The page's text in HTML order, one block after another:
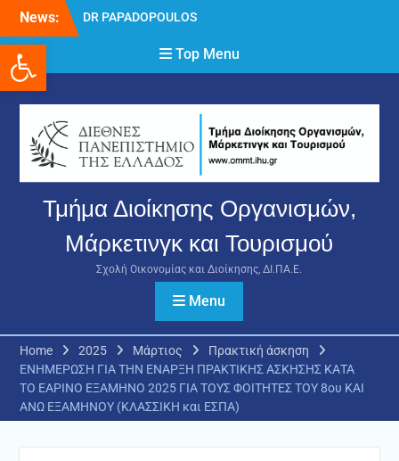
Ανοίξτε τη γραμμή εργαλείων
content
News:
DR PAPADOPOULOS
Δρ Παπαδόπουλος
Νικόλαος
δικαιολογητικών και
ενστάσεων για τη
χορήγηση του
στεγαστικού επιδόματος
ακαδημαϊκού έτους 2025-
2026.
Top Menu
Τμήμα Διοίκησης Οργανισμών,
Μάρκετινγκ και Τουρισμού
Σχολή Οικονομίας και Διοίκησης, ΔΙ.ΠΑ.Ε.
Menu
Home 2025 Μάρτιος
Πρακτική άσκηση
ΕΝΗΜΕΡΩΣΗ ΓΙΑ ΤΗΝ ΕΝΑΡΞΗ ΠΡΑΚΤΙΚΗΣ ΑΣΚΗΣΗΣ ΚΑΤΑ
ΤΟ ΕΑΡΙΝΟ ΕΞΑΜΗΝΟ 2025 ΓΙΑ ΤΟΥΣ ΦΟΙΤΗΤΕΣ ΤΟΥ 8ου ΚΑΙ
ΑΝΩ ΕΞΑΜΗΝΟΥ (ΚΛΑΣΣΙΚΗ και ΕΣΠΑ)